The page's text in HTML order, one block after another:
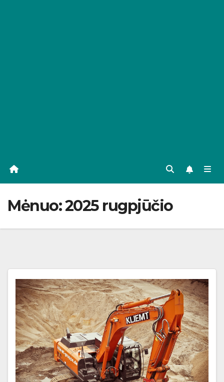
Mėnuo:2025 rugpjūčio